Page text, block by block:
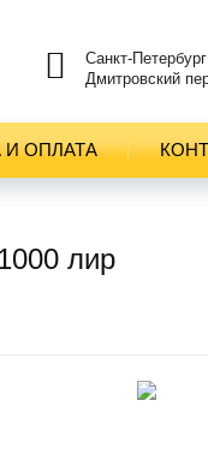
Санкт-Петербург
Дмитровский
И ОПЛАТА
лир